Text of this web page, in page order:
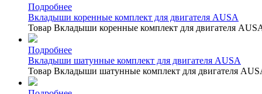
Подробнее
Вкладыши коренные комплект для двигателя AUSA
Товар Вкладыши коренные комплект для двигателя
Подробнее
Вкладыши шатунные комплект для двигателя AUSA
Товар Вкладыши шатунные комплект для двигателя